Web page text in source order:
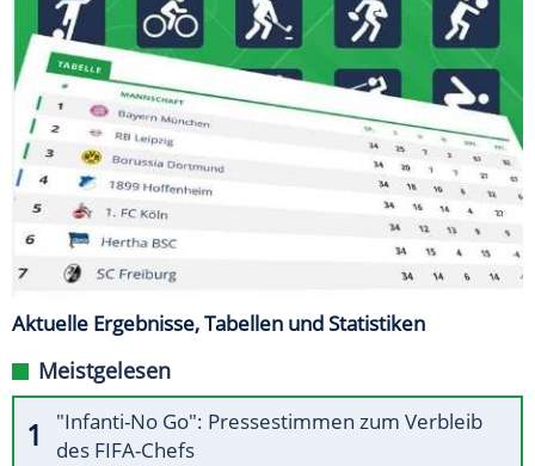
Aktuelle Ergebnisse, Tabellen und Statistiken
Meistgelesen
"Infanti-No Go": Pressestimmen zum Verbleib
des FIFA-Chefs